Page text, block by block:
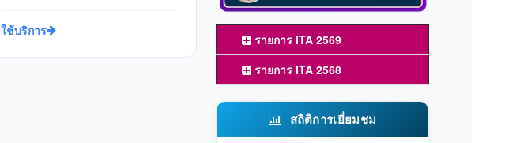
ใช้บริการ
รายการ ITA 2569
รายการ ITA 2568
สถิติการเยี่ยมชม